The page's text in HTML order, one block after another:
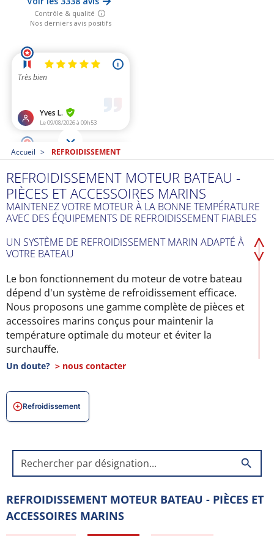
Accueil REFROIDISSEMENT
REFROIDISSEMENT MOTEUR BATEAU -
PIÈCES ET ACCESSOIRES MARINS
MAINTENEZ VOTRE MOTEUR À LA BONNE TEMPÉRATURE
AVEC DES ÉQUIPEMENTS DE REFROIDISSEMENT FIABLES
UN SYSTÈME DE REFROIDISSEMENT MARIN ADAPTÉ À
VOTRE BATEAU
Le bon fonctionnement du moteur de votre bateau
dépend d'un système de refroidissement efficace.
Nous proposons une gamme complète de pièces et
accessoires marins conçus pour maintenir la
température optimale du moteur et éviter la
surchauffe.
Nos pièces de refroidissement sont fabriquées à
partir de matériaux résistants à la corrosion, aux
de liquide de refroidissement optimale, même lors
d'une utilisation intensive.
NOTRE SÉLECTION POUR LE REFROIDISSEMENT
MOTEUR BATEAU
Pompes à eau et turbines marinisées
Un doute? > nous contacter
Refroidissement
search
REFROIDISSEMENT MOTEUR BATEAU - PIÈCES ET
ACCESSOIRES MARINS